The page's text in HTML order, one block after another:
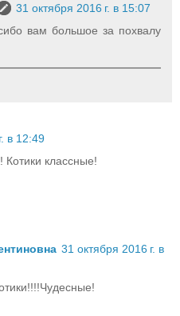
31 октября 2016 г. в 15:07
вам большое за похвалу
в 12:49
Котики классные!
31 октября 2016 г. в